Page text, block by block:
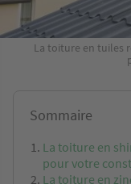
La toiture en tuiles
Sommaire
La toiture en
pour votre
La toiture en